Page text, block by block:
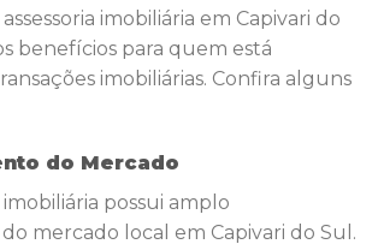
imobiliária em Capivari do
benefícios para quem está
imobiliárias. Confira alguns
do Mercado
imobiliária possui amplo
mercado local em Capivari do Sul.